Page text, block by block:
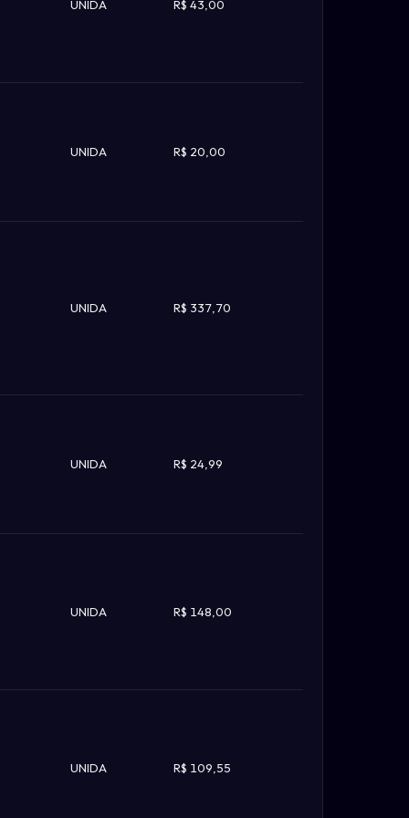
UNIDA R$ 43,00
UNIDA R$ 20,00
UNIDA R$ 337,70
UNIDA R$ 24,99
UNIDA R$ 148,00
UNIDA R$ 109,55